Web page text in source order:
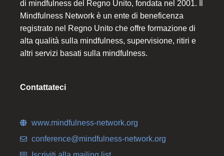
di mindfulness del Regno Unito, fondata nel 2001. Il
Mindfulness Network è un ente di beneficenza
registrato nel Regno Unito che offre formazione di
alta qualità sulla mindfulness, supervisione, ritiri e
altri servizi basati sulla mindfulness.
Contattateci
www.mindfulness-network.org
conference@mindfulness-network.org